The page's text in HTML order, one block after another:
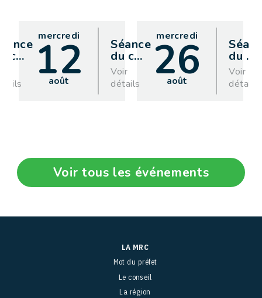
c…
mercredi
12
août
Séance
du c…
Voir
détails
mercredi
26
août
du …
Voir
détails
Voir tous les événements
LA MRC
Mot du préfet
Le conseil
La région